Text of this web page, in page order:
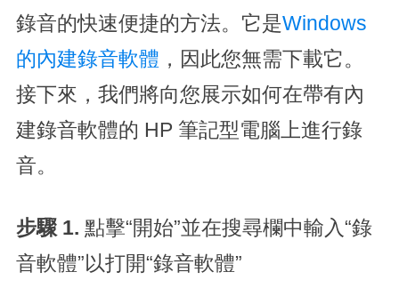
錄音的快速便捷的方法。它是Windows
的內建錄音軟體 ，因此您無需下載它。
接下來，我們將向您展示如何在帶有內
建錄音軟體的 HP 筆記型電腦上進行錄
音。
步驟 1. 點擊“開始”並在搜尋欄中輸入“錄
音軟體”以打開“錄音軟體”